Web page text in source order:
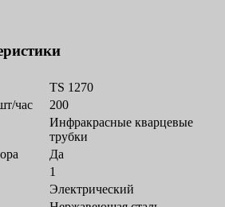
TS 1270
час
200
Инфракрасные кварцевые
трубки
Да
1
Электрический